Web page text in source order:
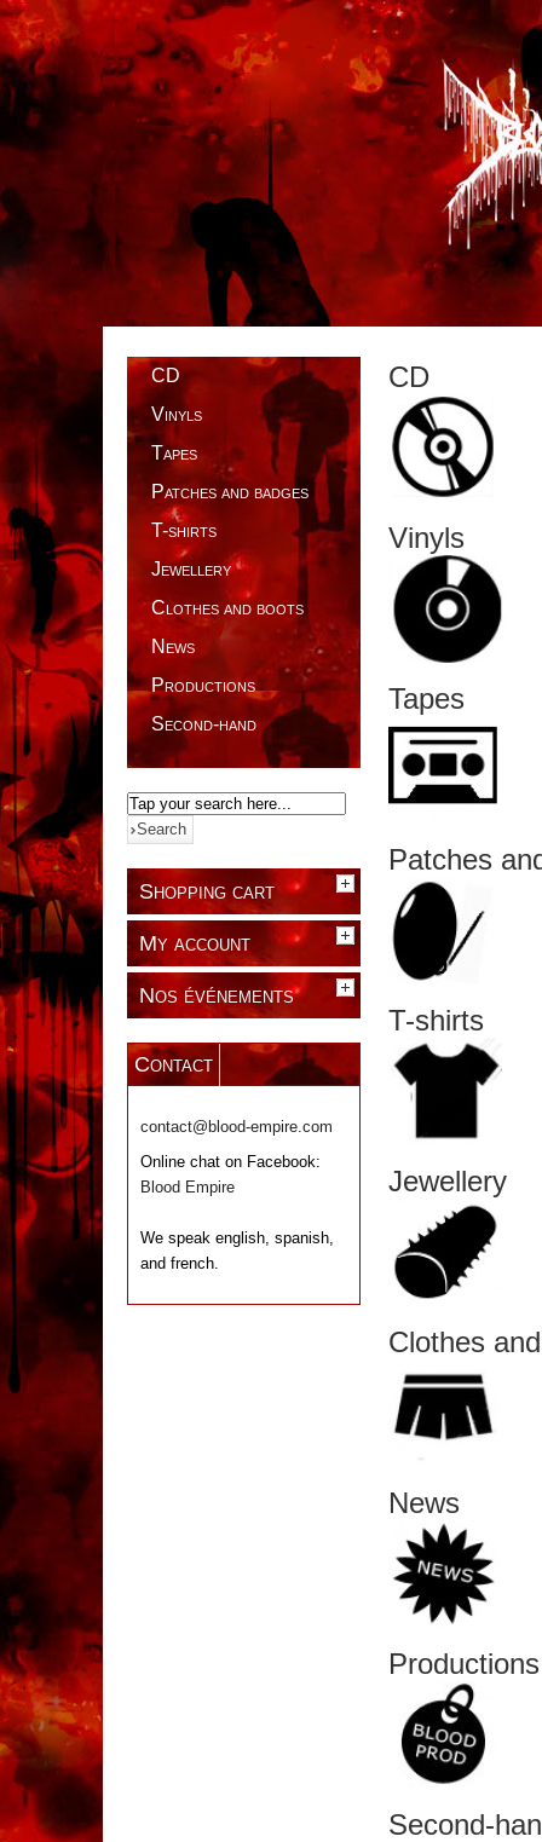
TPL_BEEZ2_FONTSIZE
CD
Vinyls
Tapes
Patches and badges
T-shirts
Jewellery
Clothes and boots
News
Productions
Second-hand
Shopping cart
My account
Nos événements
Contact
contact@blood-empire.com
Online chat on Facebook:
Blood Empire
We speak english, spanish,
and french.
CD
Vinyls
Tapes
Patches
T-shirts
Jewellery
Clothes
News
Productions
Second-